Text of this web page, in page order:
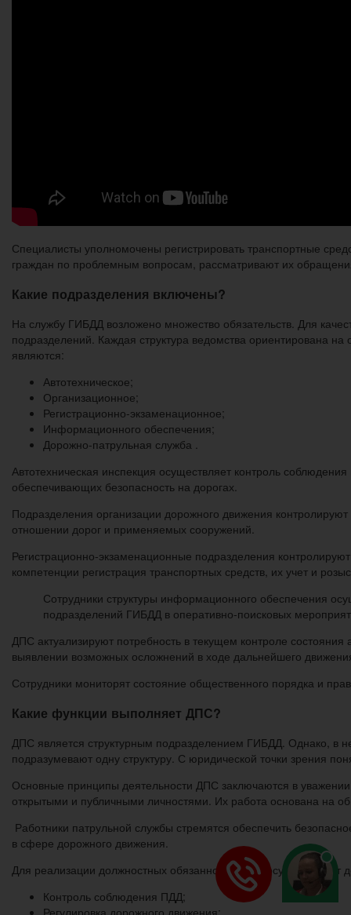
Специалисты уполномочены регистрировать транспортные
граждан по проблемным вопросам, рассматривают их
Какие подразделения включены?
На службу ГИБДД возложено множество обязательств. Для
подразделений. Каждая структура ведомства ориентирована
являются:
Автотехническое;
Организационное;
Регистрационно-экзаменационное;
Информационного обеспечения;
Дорожно-патрульная служба .
Автотехническая инспекция осуществляет контроль
обеспечивающих безопасность на дорогах.
Подразделения организации дорожного движения
отношении дорог и применяемых сооружений.
Регистрационно-экзаменационные подразделения
компетенции регистрация транспортных средств, их учет и
Сотрудники структуры информационного обеспечения
подразделений ГИБДД в оперативно-поисковых
ДПС актуализируют потребность в текущем контроле
выявлении возможных осложнений в ходе дальнейшего
Сотрудники мониторят состояние общественного порядка и
Какие функции выполняет ДПС?
ДПС является структурным подразделением ГИБДД. Однако, в
подразумевают одну структуру. С юридической точки зрения
Основные принципы деятельности ДПС заключаются в
открытыми и публичными личностями. Их работа основана на
Работники патрульной службы стремятся обеспечить
в сфере дорожного движения.
Для реализации должностных обязанностей они
Контроль соблюдения ПДД;
Регулировка дорожного движения;